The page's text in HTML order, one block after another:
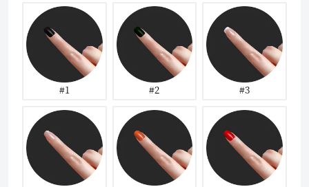
#1 #2 #3